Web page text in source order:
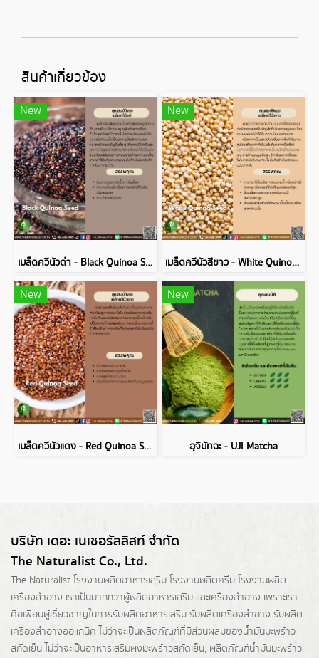
สินค้าเกี่ยวข้อง
New
เมล็ดควีนัวดำ - Black Quinoa Seed
New
เมล็ดควีนัวสีขาว - White Quinoa Seed
New
เมล็ดควีนัวแดง - Red Quinoa Seed
New
อุจิมัทฉะ - UJI Matcha
บริษัท เดอะ เนเชอรัลลิสท์ จำกัด
The Naturalist Co., Ltd.
The Naturalist โรงงานผลิตอาหารเสริม โรงงานผลิตครีม โรงงานผลิต
เครื่องสำอาง เราเป็นมากกว่าผู้ผลิตอาหารเสริม และเครื่องสำอาง เพราะเรา
คือเพื่อนผู้เชี่ยวชาญในการรับผลิตอาหารเสริม รับผลิตเครื่องสำอาง รับผลิต
เครื่องสำอางออแกนิค ไม่ว่าจะเป็นผลิตภัณฑ์ที่มีส่วนผสมของน้ำมันมะพร้าว
สกัดเย็น ไม่ว่าจะเป็นอาหารเสริมผงมะพร้าวสกัดเย็น, ผลิตภัณฑ์น้ำมันมะพร้าว